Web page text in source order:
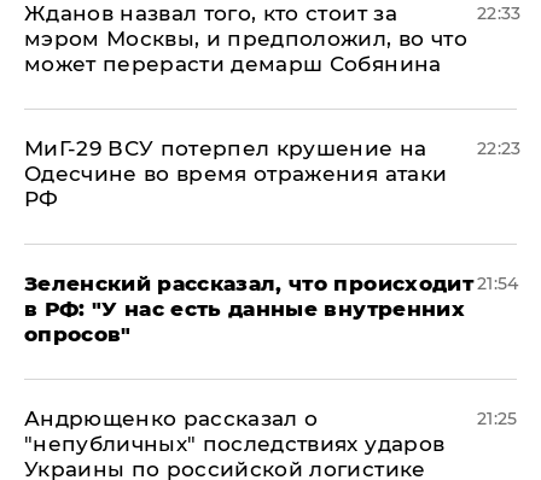
Жданов назвал того, кто стоит за
мэром Москвы, и предположил, во что
может перерасти демарш Собянина
22:33
МиГ-29 ВСУ потерпел крушение на
Одесчине во время отражения атаки
РФ
22:23
​Зеленский рассказал, что происходит
в РФ: "У нас есть данные внутренних
опросов"
21:54
Андрющенко рассказал о
"непубличных" последствиях ударов
Украины по российской логистике
21:25